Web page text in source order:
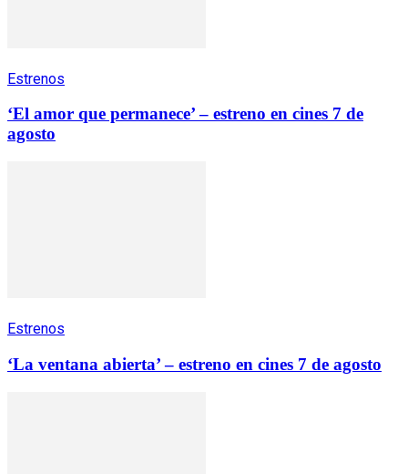
Estrenos
‘El amor que permanece’ – estreno en cines 7 de
agosto
Estrenos
‘La ventana abierta’ – estreno en cines 7 de agosto